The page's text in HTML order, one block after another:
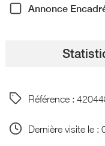
Annonce
Référence :
Dernière visite le :